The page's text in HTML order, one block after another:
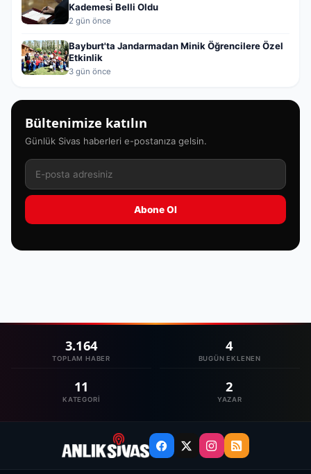
Kademesi Belli Oldu
2 gün önce
Bayburt'ta Jandarmadan Minik Öğrencilere Özel
Etkinlik
3 gün önce
Bültenimize katılın
Günlük Sivas haberleri e-postanıza gelsin.
Abone Ol
3.164
TOPLAM HABER
4
BUGÜN EKLENEN
11
KATEGORI
2
YAZAR